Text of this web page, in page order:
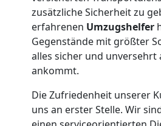
zusätzliche Sicherheit zu
erfahrenen Umzugshelfer
Gegenstände mit größter
alles sicher und unversehrt
ankommt.
Die Zufriedenheit unserer
uns an erster Stelle. Wir
Wiener
Neustadt